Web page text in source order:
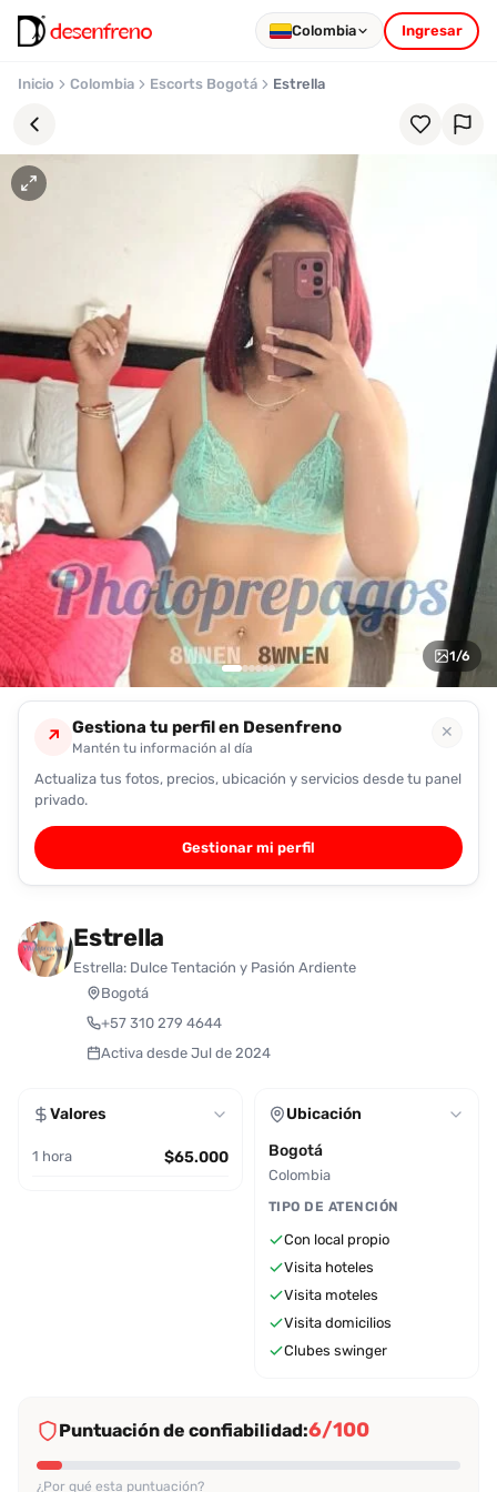
Colombia Ingresar
Inicio Colombia Escorts Bogotá Estrella
podrás
registrarte
y
guardar
tus
favoritas
para
encontrarlas
fácilmente.
Entendido
1/6
↗ Gestiona tu perfil en Desenfreno
Mantén tu información al día
✕
Actualiza tus fotos, precios, ubicación y servicios desde tu panel
privado.
Gestionar mi perfil
Estrella
Estrella: Dulce Tentación y Pasión Ardiente
Bogotá
+57 310 279 4644
Activa desde Jul de 2024
Valores
1 hora $65.000
Ubicación
Bogotá
Colombia
TIPO DE ATENCIÓN
Con local propio
Visita hoteles
Visita moteles
Visita domicilios
Clubes swinger
Puntuación de confiabilidad:6/100
¿Por qué esta puntuación?